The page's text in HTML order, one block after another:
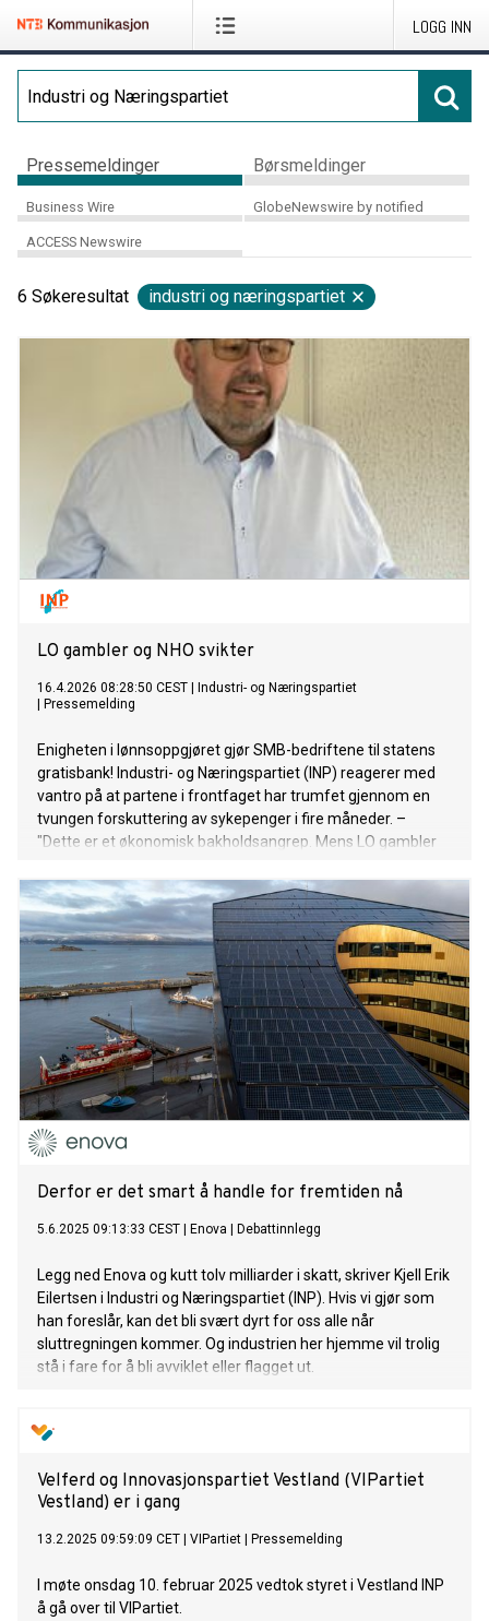
LOGG INN
Pressemeldinger Børsmeldinger
Business Wire GlobeNewswire by notified
ACCESS Newswire
6 Søkeresultat industri og næringspartiet
LO gambler og NHO svikter
16.4.2026 08:28:50 CEST
Industri- og Næringspartiet
Pressemelding
Enigheten i lønnsoppgjøret gjør SMB-bedriftene til statens
gratisbank! Industri- og Næringspartiet (INP) reagerer med
vantro på at partene i frontfaget har trumfet gjennom en
tvungen forskuttering av sykepenger i fire måneder. –
"Dette er et økonomisk bakholdsangrep. Mens LO gambler
totalt sviktet sitt ansvar for småbedriftene ved å la dette
passere", sier partileder i INP, Øistein Høksnes.
Derfor er det smart å handle for fremtiden nå
5.6.2025 09:13:33 CEST Enova Debattinnlegg
Legg ned Enova og kutt tolv milliarder i skatt, skriver Kjell Erik
Eilertsen i Industri og Næringspartiet (INP). Hvis vi gjør som
han foreslår, kan det bli svært dyrt for oss alle når
sluttregningen kommer. Og industrien her hjemme vil trolig
stå i fare for å bli avviklet eller flagget ut.
Velferd og Innovasjonspartiet Vestland (VIPartiet
Vestland) er i gang
13.2.2025 09:59:09 CET VIPartiet Pressemelding
I møte onsdag 10. februar 2025 vedtok styret i Vestland INP
å gå over til VIPartiet.